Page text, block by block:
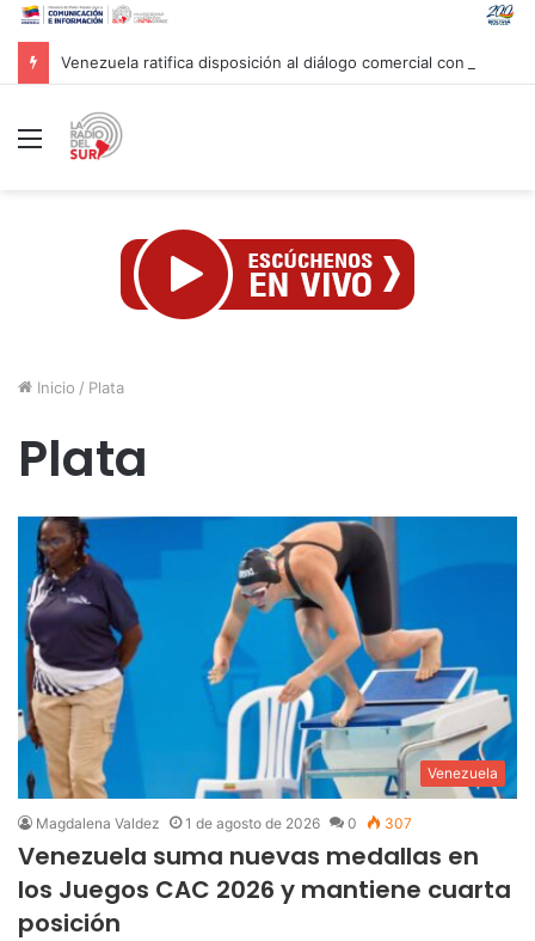
Menú
Inicio / Plata
Plata
Venezuela
Magdalena Valdez 1 de agosto de 2026 0 307
Venezuela suma nuevas medallas en
los Juegos CAC 2026 y mantiene cuarta
posición